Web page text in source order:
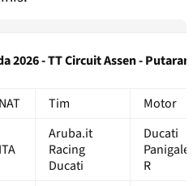
2026 - TT Circuit Assen - Putaran
NAT Tim Motor
ITA
Aruba.it
Racing
Ducati
Ducati
Panigale
R